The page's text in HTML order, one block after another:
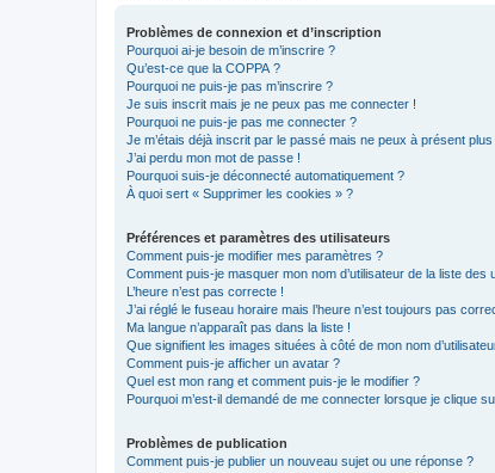
Problèmes de connexion et d’inscription
Pourquoi ai-je besoin de m’inscrire ?
Qu’est-ce que la COPPA ?
Pourquoi ne puis-je pas m’inscrire ?
Je suis inscrit mais je ne peux pas me connecter !
Pourquoi ne puis-je pas me connecter ?
Je m’étais déjà inscrit par le passé mais ne peux à présent
J’ai perdu mon mot de passe !
Pourquoi suis-je déconnecté automatiquement ?
À quoi sert « Supprimer les cookies » ?
Préférences et paramètres des utilisateurs
Comment puis-je modifier mes paramètres ?
Comment puis-je masquer mon nom d’utilisateur de la liste des
L’heure n’est pas correcte !
J’ai réglé le fuseau horaire mais l’heure n’est toujours pas
Ma langue n’apparaît pas dans la liste !
Que signifient les images situées à côté de mon nom
Comment puis-je afficher un avatar ?
Quel est mon rang et comment puis-je le modifier ?
Pourquoi m’est-il demandé de me connecter lorsque je clique
Problèmes de publication
Comment puis-je publier un nouveau sujet ou une réponse ?